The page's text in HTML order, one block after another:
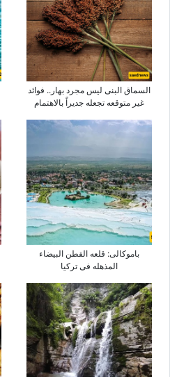
السماق البنی لیس مجرد بهار.. فوائد
غیر متوقعه تجعله جدیراً بالاهتمام
باموکالی: قلعه القطن البیضاء
المذهله فی ترکیا